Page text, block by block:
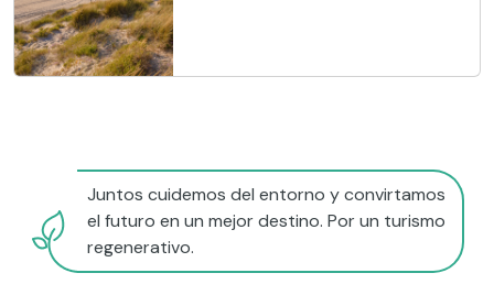
Juntos cuidemos del entorno y convirtamos
el futuro en un mejor destino. Por un turismo
regenerativo.